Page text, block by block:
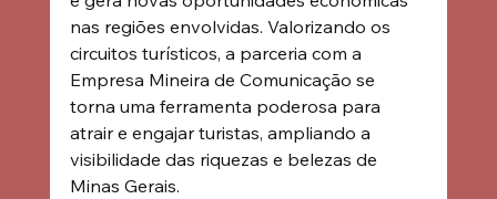
nas regiões envolvidas. Valorizando os
circuitos turísticos, a parceria com a
Empresa Mineira de Comunicação se
torna uma ferramenta poderosa para
atrair e engajar turistas, ampliando a
visibilidade das riquezas e belezas de
Minas Gerais.